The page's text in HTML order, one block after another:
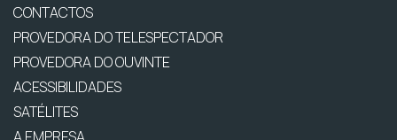
CONTACTOS
PROVEDORA DO TELESPECTADOR
PROVEDORA DO OUVINTE
ACESSIBILIDADES
SATÉLITES
A EMPRESA